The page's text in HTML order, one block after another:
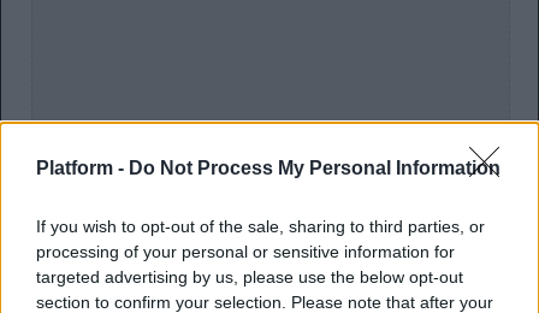
Platform - Do Not Process My Personal Information
If you wish to opt-out of the sale, sharing to third parties, or
processing of your personal or sensitive information for
targeted advertising by us, please use the below opt-out
section to confirm your selection. Please note that after your